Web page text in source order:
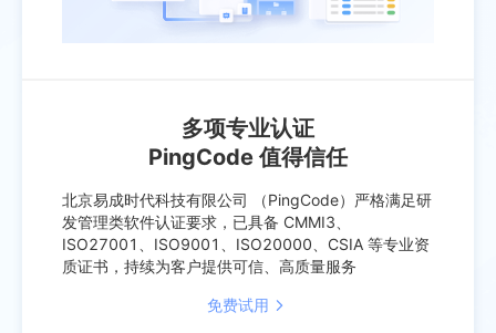
多项专业认证
PingCode 值得信任
北京易成时代科技有限公司 （PingCode）严格满足研
发管理类软件认证要求，已具备 CMMI3、
ISO27001、ISO9001、ISO20000、CSIA 等专业资
质证书，持续为客户提供可信、高质量服务
免费试用